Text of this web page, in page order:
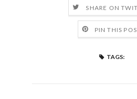
SHARE ON
PIN THIS
TAGS: